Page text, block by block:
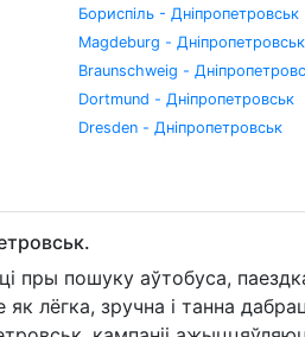
Бориспіль - Дніпропетровськ
Magdeburg - Дніпропетровськ
Braunschweig -
Dortmund - Дніпропетровськ
Dresden - Дніпропетровськ
пры пошуку аўтобуса,
лёгка, зручна і танна